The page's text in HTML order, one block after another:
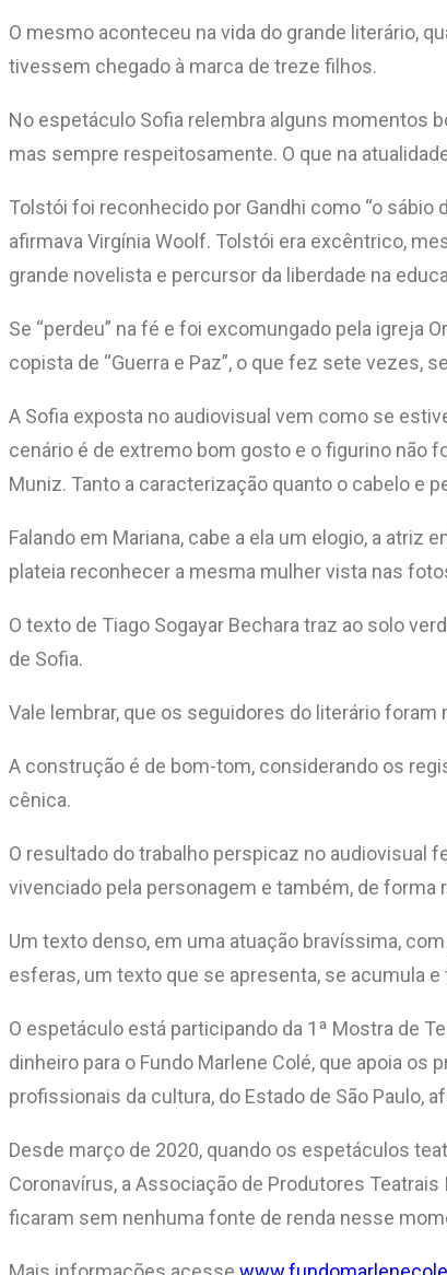
O mesmo aconteceu na vida do grande literário,
tivessem chegado à marca de treze filhos.
No espetáculo Sofia relembra alguns momentos
mas sempre respeitosamente. O que na
Tolstói foi reconhecido por Gandhi como “o sábio
afirmava Virgínia Woolf. Tolstói era excêntrico,
grande novelista e percursor da liberdade na
Se “perdeu” na fé e foi excomungado pela igreja
copista de “Guerra e Paz”, o que fez sete vezes,
A Sofia exposta no audiovisual vem como se
cenário é de extremo bom gosto e o figurino não
Muniz. Tanto a caracterização quanto o cabelo e
Falando em Mariana, cabe a ela um elogio, a atriz
plateia reconhecer a mesma mulher vista nas
O texto de Tiago Sogayar Bechara traz ao solo
de Sofia.
Vale lembrar, que os seguidores do literário
A construção é de bom-tom, considerando os
cênica.
O resultado do trabalho perspicaz no audiovisual
vivenciado pela personagem e também, de forma
Um texto denso, em uma atuação bravíssima,
esferas, um texto que se apresenta, se acumula
O espetáculo está participando da 1ª Mostra de
dinheiro para o Fundo Marlene Colé, que apoia
profissionais da cultura, do Estado de São Paulo,
Desde março de 2020, quando os espetáculos
Coronavírus, a Associação de Produtores
ficaram sem nenhuma fonte de renda nesse